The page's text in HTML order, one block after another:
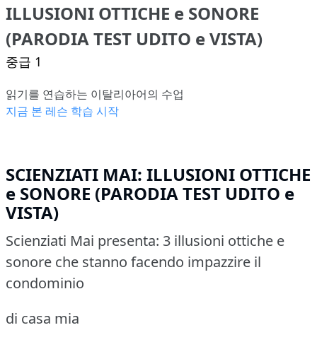
ILLUSIONI OTTICHE e SONORE
(PARODIA TEST UDITO e VISTA)
중급 1
읽기를 연습하는 이탈리아어의 수업
지금 본 레슨 학습 시작
SCIENZIATI MAI: ILLUSIONI OTTICHE
e SONORE (PARODIA TEST UDITO e
VISTA)
Scienziati Mai presenta: 3 illusioni ottiche e
sonore che stanno facendo impazzire il
condominio
di casa mia